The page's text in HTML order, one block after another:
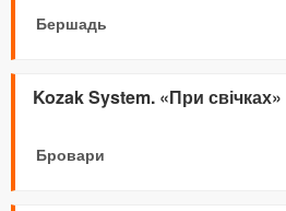
Бершадь
Kozak System. «При свічках»
Бровари